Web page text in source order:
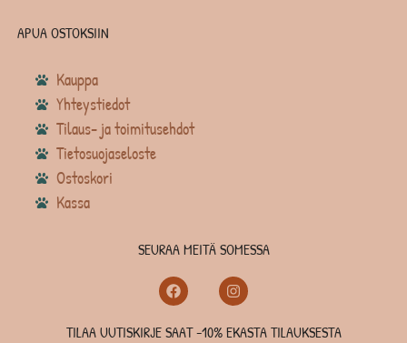
APUA OSTOKSIIN
Kauppa
Yhteystiedot
Tilaus- ja toimitusehdot
Tietosuojaseloste
Ostoskori
Kassa
SEURAA MEITÄ SOMESSA
TILAA UUTISKIRJE SAAT -10% EKASTA TILAUKSESTA